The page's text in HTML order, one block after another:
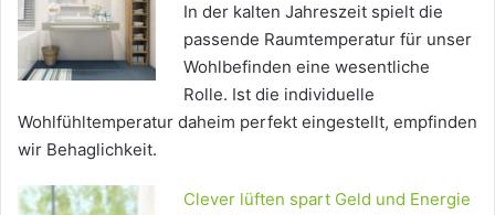
In der kalten Jahreszeit spielt die
passende Raumtemperatur für unser
Wohlbefinden eine wesentliche
Rolle. Ist die individuelle
Wohlfühltemperatur daheim perfekt eingestellt, empfinden
wir Behaglichkeit.
Clever lüften spart Geld und Energie